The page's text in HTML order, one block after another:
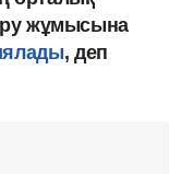
жұмысына
, деп